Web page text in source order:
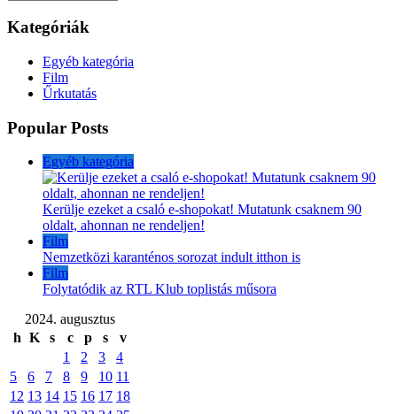
Kategóriák
Egyéb kategória
Film
Űrkutatás
Popular Posts
Egyéb kategória
Kerülje ezeket a csaló e-shopokat! Mutatunk csaknem 90
oldalt, ahonnan ne rendeljen!
Film
Nemzetközi karanténos sorozat indult itthon is
Film
Folytatódik az RTL Klub toplistás műsora
2024. augusztus
h K s c p s
v
1
2 3
4
5
6 7 8 9 10 11
12 13 14 15 16 17 18